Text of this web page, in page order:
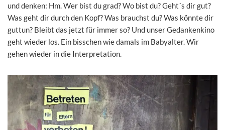
und denken: Hm. Wer bist du grad? Wo bist du? Geht´s dir gut?
Was geht dir durch den Kopf? Was brauchst du? Was könnte dir
guttun? Bleibt das jetzt für immer so? Und unser Gedankenkino
geht wieder los. Ein bisschen wie damals im Babyalter. Wir
gehen wieder in die Interpretation.